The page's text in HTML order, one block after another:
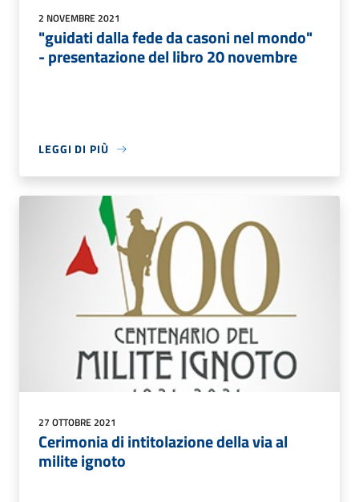
2 NOVEMBRE 2021
"guidati dalla fede da casoni nel mondo"
- presentazione del libro 20 novembre
LEGGI DI PIÙ
27 OTTOBRE 2021
Cerimonia di intitolazione della via al
milite ignoto